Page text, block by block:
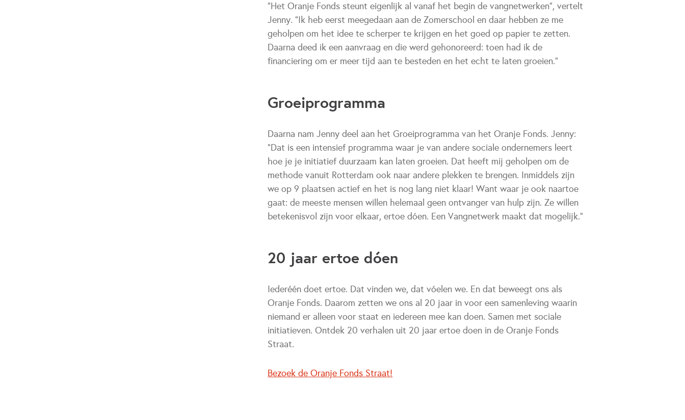
"Het Oranje Fonds steunt eigenlijk al vanaf het begin de vangnetwerken", vertelt
Jenny. "Ik heb eerst meegedaan aan de Zomerschool en daar hebben ze me
geholpen om het idee te scherper te krijgen en het goed op papier te zetten.
Daarna deed ik een aanvraag en die werd gehonoreerd: toen had ik de
financiering om er meer tijd aan te besteden en het echt te laten groeien.”
Groeiprogramma
Daarna nam Jenny deel aan het Groeiprogramma van het Oranje Fonds. Jenny:
"Dat is een intensief programma waar je van andere sociale ondernemers leert
hoe je je initiatief duurzaam kan laten groeien. Dat heeft mij geholpen om de
methode vanuit Rotterdam ook naar andere plekken te brengen. Inmiddels zijn
we op 9 plaatsen actief en het is nog lang niet klaar! Want waar je ook naartoe
gaat: de meeste mensen willen helemaal geen ontvanger van hulp zijn. Ze willen
betekenisvol zijn voor elkaar, ertoe dóen. Een Vangnetwerk maakt dat mogelijk."
20 jaar ertoe dóen
Iederéén doet ertoe. Dat vinden we, dat vóelen we. En dat beweegt ons als
Oranje Fonds. Daarom zetten we ons al 20 jaar in voor een samenleving waarin
niemand er alleen voor staat en iedereen mee kan doen. Samen met sociale
initiatieven. Ontdek 20 verhalen uit 20 jaar ertoe doen in de Oranje Fonds
Straat.
Bezoek de Oranje Fonds Straat!